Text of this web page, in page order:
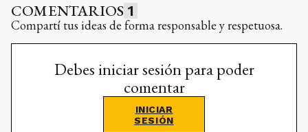
COMENTARIOS 1
Compartí tus ideas de forma responsable y respetuosa.
Debes iniciar sesión para poder
comentar
INICIAR
SESIÓN